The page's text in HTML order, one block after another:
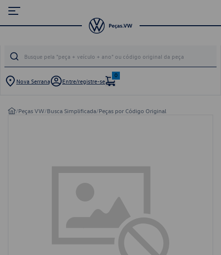
Nova Serrana Entre/registre-se
0
/Peças VW/Busca Simplificada/Peças por Código Original